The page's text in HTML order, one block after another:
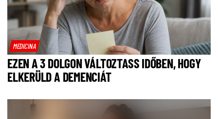
MEDICINA
EZEN A 3 DOLGON VÁLTOZTASS IDŐBEN, HOGY
ELKERÜLD A DEMENCIÁT